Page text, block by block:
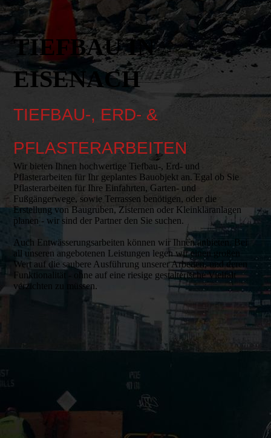
TIEFBAU IN
EISENACH
TIEFBAU-, ERD- &
PFLASTERARBEITEN
Wir bieten Ihnen hochwertige Tiefbau-, Erd- und
Pflasterarbeiten für Ihr geplantes Bauobjekt an. Egal ob Sie
Pflasterarbeiten für Ihre Einfahrten, Garten- und
Fußgängerwege, sowie Terrassen benötigen, oder die
Erstellung von Baugruben, Zisternen oder Kleinkläranlagen
planen - wir sind der Partner den Sie suchen.
Auch Entwässerungsarbeiten können wir Ihnen anbieten. Bei
all unseren angebotenen Leistungen legen wir einen großen
Wert auf die saubere Ausführung unserer Arbeiten, und deren
Funktio­nali­tät - ohne auf eine riesige gestalte­rische Vielfalt
verzichten zu müssen.